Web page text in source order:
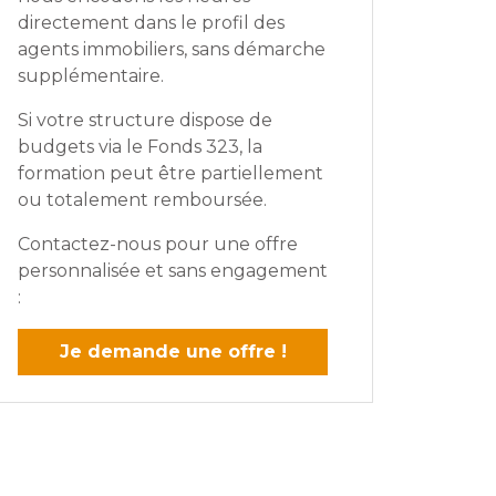
directement dans le profil des
agents immobiliers, sans démarche
supplémentaire.
Si votre structure dispose de
budgets via le Fonds 323, la
formation peut être partiellement
ou totalement remboursée.
Contactez-nous pour une offre
personnalisée et sans engagement
:
Je demande une offre !